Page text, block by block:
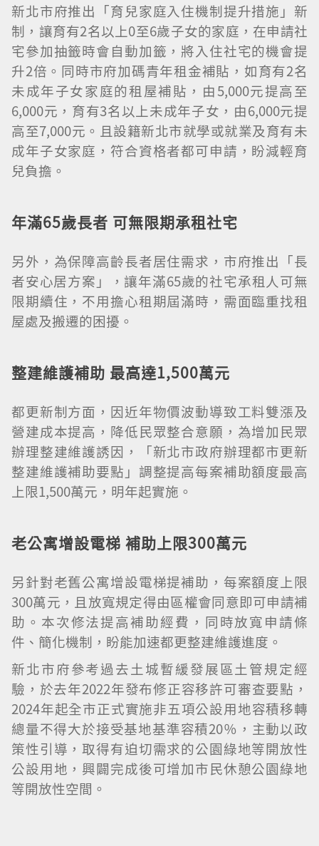
新北市府推出「育兒家庭入住機制提升措施」新
制，讓育有2名以上0至6歲子女的家庭，在申請社
宅參加抽籤時會自動加籤，將入住社宅的機會提
升2倍。同時市府加碼青年租金補貼，如育有2名
未成年子女家庭的租屋補貼，由5,000元提高至
6,000元，育有3名以上未成年子女，由6,000元提
高至7,000元。且設籍新北市就學或就業及育有未
成年子女家庭，符合資格者都可申請，盼減輕育
兒負擔。
年滿65歲長者 可無限期承租社宅
另外，為保障高齡長者居住需求，市府推出「長
者安心居方案」，讓年滿65歲的社宅承租人可無
限期續住，不用擔心租期屆滿時，需面臨重找租
屋處及搬遷的困擾。
整建維護補助 最高達1,500萬元
都更新制方面，因近年物價波動導致工料雙漲及
營建成本提高，降低民眾整合意願，為增加民眾
辦理整建維護誘因，「新北市政府辦理都市更新
整建維護補助要點」調整提高每案補助額度最高
上限1,500萬元，明年起實施。
老公寓增設電梯 補助上限300萬元
另針對老舊公寓增設電梯提補助，每案額度上限
300萬元，且放寬規定得由區權會同意即可申請補
助。本次修法提高補助經費，同時放寬申請條
件、簡化機制，盼能加速都更整建維護進度。
新北市府參考過去土城暫緩發展區土管規定經
驗，於去年2022年發布修正容移許可審查要點，
2024年起全市正式實施非五項公設用地容積移轉
總量不得大於接受基地基準容積20％，主動以政
策性引導，取得有迫切需求的公園綠地等開放性
公設用地，興闢完成後可增加市民休憩公園綠地
等開放性空間。